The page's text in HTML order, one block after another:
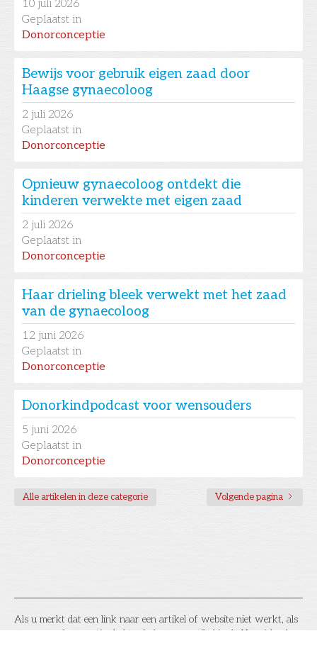
Als u merkt dat een link naar een artikel of website niet werkt, als
u vragen of suggesties hebt, of als u een artikel in de Kennisbank
10 juli 2026
Geplaatst in
Donorconceptie
Bewijs voor gebruik eigen zaad door
Haagse gynaecoloog
2 juli 2026
Geplaatst in
Donorconceptie
Opnieuw gynaecoloog ontdekt die
kinderen verwekte met eigen zaad
2 juli 2026
Geplaatst in
Donorconceptie
Haar drieling bleek verwekt met het zaad
van de gynaecoloog
12 juni 2026
Geplaatst in
Donorconceptie
Donorkindpodcast voor wensouders
5 juni 2026
Geplaatst in
Donorconceptie
Alle artikelen in deze categorie Volgende pagina